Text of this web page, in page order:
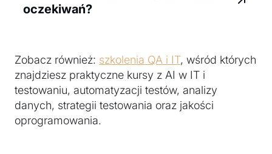
oczekiwań?
Zobacz również: szkolenia QA i IT, wśród których
znajdziesz praktyczne kursy z AI w IT i
testowaniu, automatyzacji testów, analizy
danych, strategii testowania oraz jakości
oprogramowania.